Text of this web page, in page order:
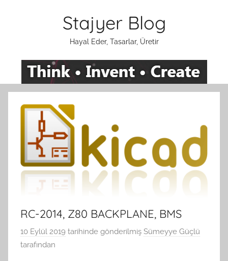
Stajyer Blog
Hayal Eder, Tasarlar, Üretir
RC-2014, Z80 BACKPLANE, BMS
10 Eylül 2019 tarihinde gönderilmiş Sümeyye Güçlü
tarafından